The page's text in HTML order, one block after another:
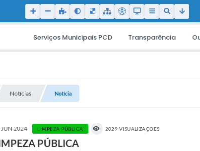
Serviços Municipais PCD Transparência
Notícias Notícia
JUN 2024 LIMPEZA PÚBLICA 2029 VISUALIZAÇÕES
PÚBLICA